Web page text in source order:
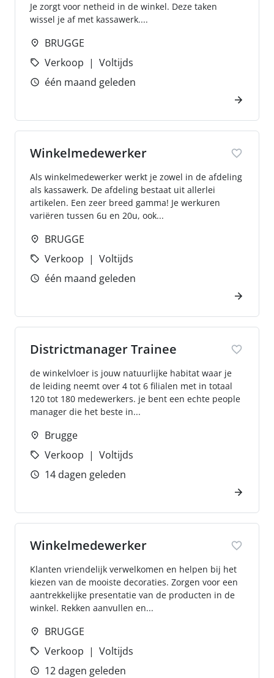
Je zorgt voor netheid in de winkel. Deze taken
wissel je af met kassawerk....
BRUGGE
Verkoop
Voltijds
één maand geleden
Winkelmedewerker
Als winkelmedewerker werkt je zowel in de afdeling
als kassawerk. De afdeling bestaat uit allerlei
artikelen. Een zeer breed gamma! Je werkuren
variëren tussen 6u en 20u, ook...
BRUGGE
Verkoop
Voltijds
één maand geleden
Districtmanager Trainee
de winkelvloer is jouw natuurlijke habitat waar je
de leiding neemt over 4 tot 6 filialen met in totaal
120 tot 180 medewerkers. je bent een echte people
manager die het beste in...
Brugge
Verkoop
Voltijds
14 dagen geleden
Winkelmedewerker
Klanten vriendelijk verwelkomen en helpen bij het
kiezen van de mooiste decoraties. Zorgen voor een
aantrekkelijke presentatie van de producten in de
winkel. Rekken aanvullen en...
BRUGGE
Verkoop
Voltijds
12 dagen geleden